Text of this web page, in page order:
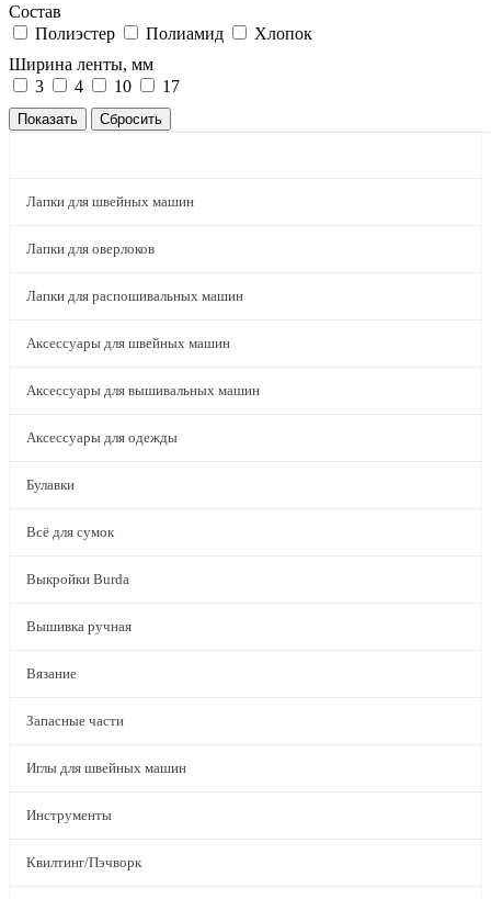
Состав
Полиэстер
Полиамид
Хлопок
Ширина ленты, мм
3
4 10 17
Лапки для швейных машин
Лапки для оверлоков
Лапки для распошивальных машин
Аксессуары для швейных машин
Аксессуары для вышивальных машин
Аксессуары для одежды
Булавки
Всё для сумок
Выкройки Burda
Вышивка ручная
Вязание
Запасные части
Иглы для швейных машин
Инструменты
Квилтинг/Пэчворк